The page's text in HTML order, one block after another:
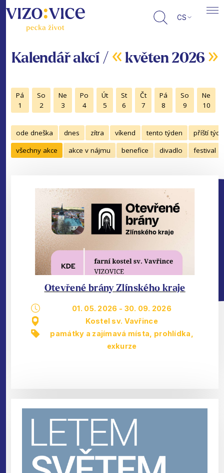
CS
Kalendář akcí / « květen 2026 »
Pá
1
So
2
Ne
3
Po
4
Út
5
St
6
Čt
7
Pá
8
So
9
Ne
10
ode dneška dnes zítra víkend tento týden
příští
všechny akce
akce v nájmu benefice divadlo festival
Otevřené brány Zlínského kraje
01. 05. 2026 - 30. 09. 2026
Kostel sv. Vavřince
památky a zajímavá místa
prohlídka,
exkurze